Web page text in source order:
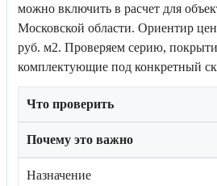
можно включить в расчет для
Московской области. Ориентир
руб. м2. Проверяем серию,
комплектующие под конкретный
Что проверить
Почему это важно
Назначение